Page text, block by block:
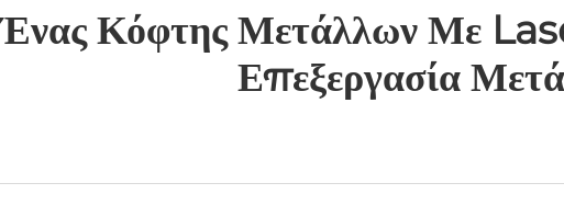
Κόφτης Μετάλλων Με
Επεξεργασία